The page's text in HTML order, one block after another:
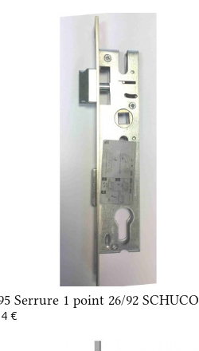
Serrure 1 point 26/92 SCHUCO
€